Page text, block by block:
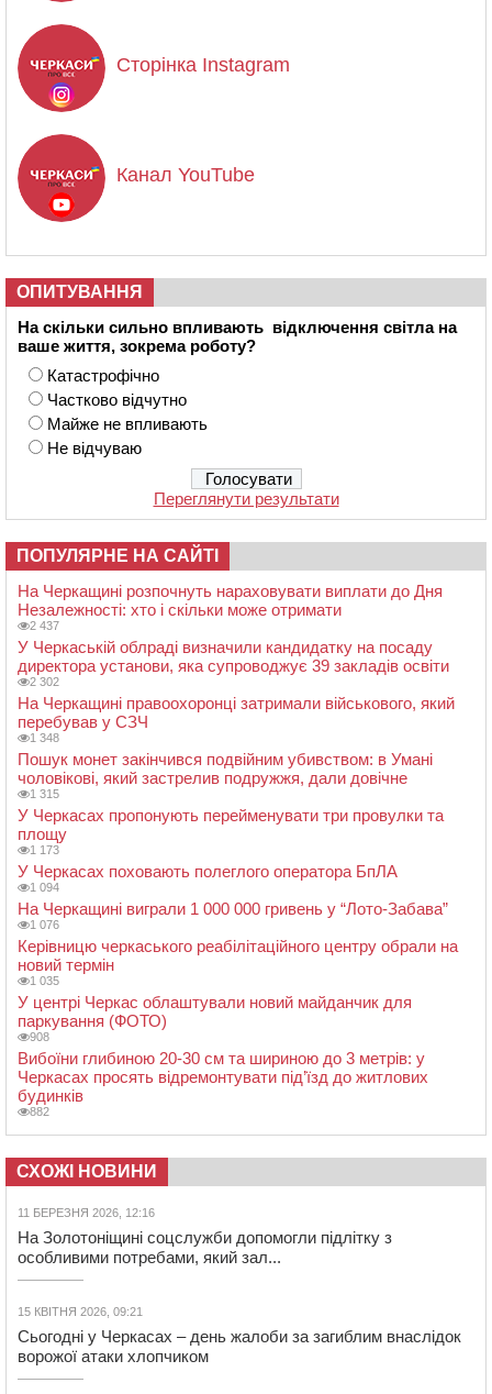
Сторінка Instagram
Канал YouTube
ОПИТУВАННЯ
На скільки сильно впливають відключення світла на
ваше життя, зокрема роботу?
Катастрофічно
Частково відчутно
Майже не впливають
Не відчуваю
Переглянути результати
ПОПУЛЯРНЕ НА САЙТІ
На Черкащині розпочнуть нараховувати виплати до Дня
Незалежності: хто і скільки може отримати
2 437
У Черкаській облраді визначили кандидатку на посаду
директора установи, яка супроводжує 39 закладів освіти
2 302
На Черкащині правоохоронці затримали військового, який
перебував у СЗЧ
1 348
Пошук монет закінчився подвійним убивством: в Умані
чоловікові, який застрелив подружжя, дали довічне
1 315
У Черкасах пропонують перейменувати три провулки та
площу
1 173
У Черкасах поховають полеглого оператора БпЛА
1 094
На Черкащині виграли 1 000 000 гривень у “Лото-Забава”
1 076
Керівницю черкаського реабілітаційного центру обрали на
новий термін
1 035
У центрі Черкас облаштували новий майданчик для
паркування (ФОТО)
908
Вибоїни глибиною 20-30 см та шириною до 3 метрів: у
Черкасах просять відремонтувати під’їзд до житлових
будинків
882
СХОЖІ НОВИНИ
11 БЕРЕЗНЯ 2026, 12:16
На Золотоніщині соцслужби допомогли підлітку з
особливими потребами, який зал...
15 КВІТНЯ 2026, 09:21
Сьогодні у Черкасах – день жалоби за загиблим внаслідок
ворожої атаки хлопчиком